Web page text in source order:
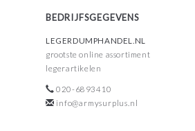
BEDRIJFSGEGEVENS
LEGERDUMPHANDEL.NL
grootste online assortiment
legerartikelen
020-6893410
info@armysurplus.nl